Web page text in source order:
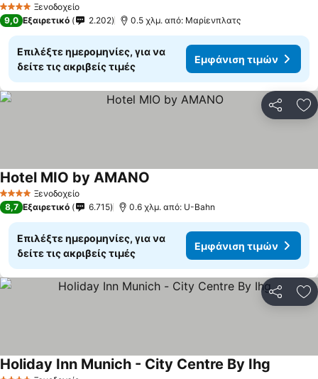
4 ΑστέριαΞενοδοχείο
9,0 Εξαιρετικό 2.202 0.5 χλμ. από: Μαρίενπλατς
Επιλέξτε ημερομηνίες, για να
δείτε τις ακριβείς τιμές
Εμφάνιση τιμών
4 ΑστέριαΞενοδοχείο
Hotel MIO by AMANO
8,7 Εξαιρετικό 6.715 0.6 χλμ. από: U-Bahn
Επιλέξτε ημερομηνίες, για να
δείτε τις ακριβείς τιμές
Εμφάνιση τιμών
Holiday Inn Munich - City Centre By Ihg